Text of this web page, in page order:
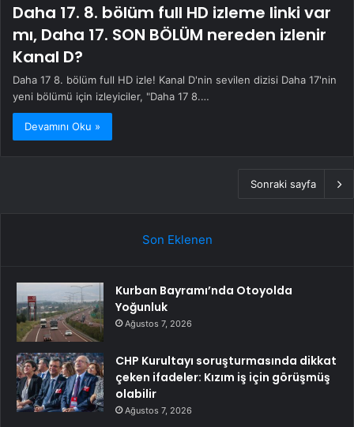
Daha 17. 8. bölüm full HD izleme linki var
mı, Daha 17. SON BÖLÜM nereden izlenir
Kanal D?
Daha 17 8. bölüm full HD izle! Kanal D'nin sevilen dizisi Daha 17'nin
yeni bölümü için izleyiciler, "Daha 17 8.…
Devamını Oku »
Sonraki sayfa
Son Eklenen
Kurban Bayramı’nda Otoyolda
Yoğunluk
Ağustos 7, 2026
CHP Kurultayı soruşturmasında dikkat
çeken ifadeler: Kızım iş için görüşmüş
olabilir
Ağustos 7, 2026